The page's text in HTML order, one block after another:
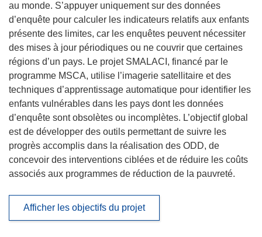
au monde. S’appuyer uniquement sur des données
d’enquête pour calculer les indicateurs relatifs aux enfants
présente des limites, car les enquêtes peuvent nécessiter
des mises à jour périodiques ou ne couvrir que certaines
régions d’un pays. Le projet SMALACI, financé par le
programme MSCA, utilise l’imagerie satellitaire et des
techniques d’apprentissage automatique pour identifier les
enfants vulnérables dans les pays dont les données
d’enquête sont obsolètes ou incomplètes. L’objectif global
est de développer des outils permettant de suivre les
progrès accomplis dans la réalisation des ODD, de
concevoir des interventions ciblées et de réduire les coûts
associés aux programmes de réduction de la pauvreté.
Afficher les objectifs du projet